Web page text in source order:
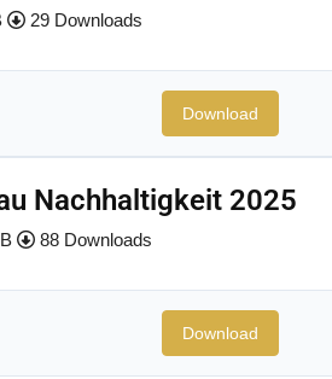
29 Downloads
Download
Nachhaltigkeit 2025
88 Downloads
Download